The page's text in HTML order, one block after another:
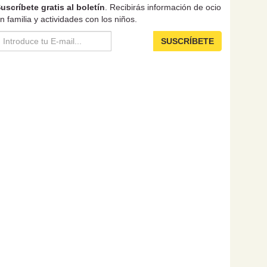
gratis al boletín . Recibirás información de ocio
familia y actividades con los niños.
SUSCRÍBETE